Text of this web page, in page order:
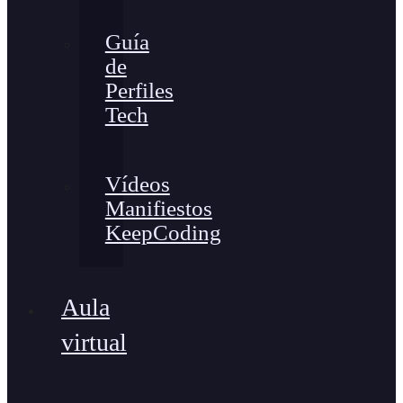
Guía
de
Perfiles
Tech
Vídeos
Manifiestos
KeepCoding
Aula
virtual